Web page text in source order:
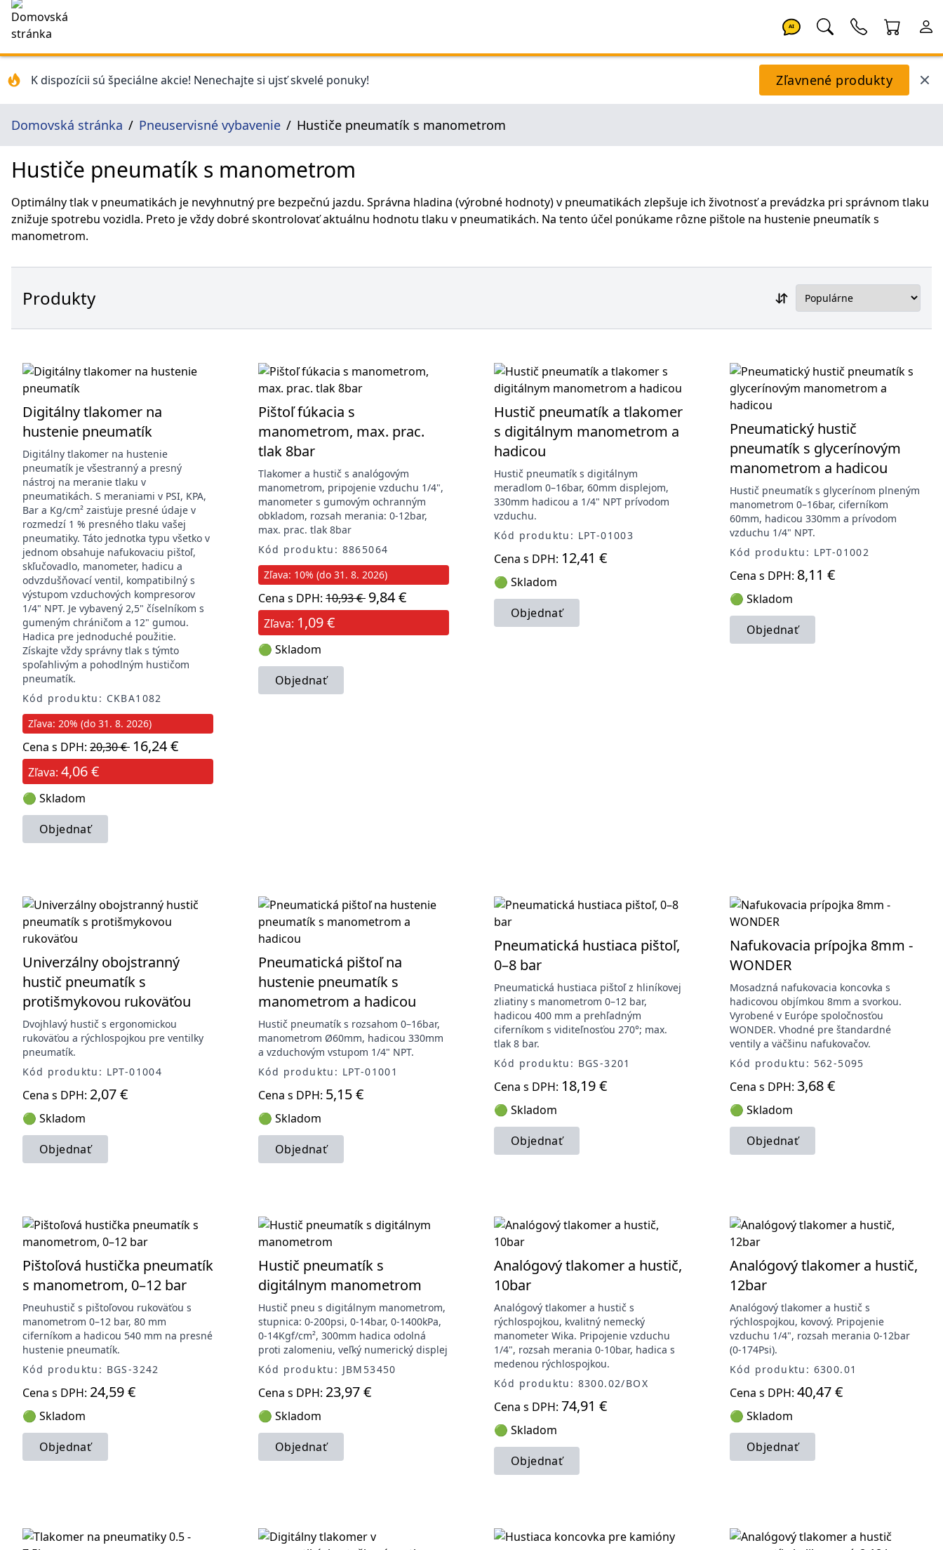
AI
K dispozícii sú špeciálne akcie! Nenechajte si ujsť skvelé ponuky! Zľavnené produkty
Domovská stránka Pneuservisné vybavenie Hustiče pneumatík s manometrom
Hustiče pneumatík s manometrom
Optimálny tlak v pneumatikách je nevyhnutný pre bezpečnú jazdu. Správna hladina (výrobné hodnoty) v pneumatikách zlepšuje ich životnosť a prevádzka pri správnom tlaku
znižuje spotrebu vozidla. Preto je vždy dobré skontrolovať aktuálnu hodnotu tlaku v pneumatikách. Na tento účel ponúkame rôzne pištole na hustenie pneumatík s
manometrom.
Produkty
Digitálny tlakomer na
hustenie pneumatík
Digitálny tlakomer na hustenie
pneumatík je všestranný a presný
nástroj na meranie tlaku v
pneumatikách. S meraniami v PSI, KPA,
Bar a Kg/cm² zaisťuje presné údaje v
rozmedzí 1 % presného tlaku vašej
pneumatiky. Táto jednotka typu všetko v
jednom obsahuje nafukovaciu pištoľ,
skľučovadlo, manometer, hadicu a
odvzdušňovací ventil, kompatibilný s
výstupom vzduchových kompresorov
1/4" NPT. Je vybavený 2,5" číselníkom s
gumeným chráničom a 12" gumou.
Hadica pre jednoduché použitie.
Získajte vždy správny tlak s týmto
spoľahlivým a pohodlným hustičom
pneumatík.
Kód produktu: CKBA1082
Zľava: 20% (do 31. 8. 2026)
Cena s DPH: 20,30 € 16,24 €
Zľava: 4,06 €
🟢 Skladom
Objednať
Pištoľ fúkacia s
manometrom, max. prac.
tlak 8bar
Tlakomer a hustič s analógovým
manometrom, pripojenie vzduchu 1/4",
manometer s gumovým ochranným
obkladom, rozsah merania: 0-12bar,
max. prac. tlak 8bar
Kód produktu: 8865064
Zľava: 10% (do 31. 8. 2026)
Cena s DPH: 10,93 € 9,84 €
Zľava: 1,09 €
🟢 Skladom
Objednať
Hustič pneumatík a tlakomer
s digitálnym manometrom a
hadicou
Hustič pneumatík s digitálnym
meradlom 0–16bar, 60mm displejom,
330mm hadicou a 1/4" NPT prívodom
vzduchu.
Kód produktu: LPT-01003
Cena s DPH: 12,41 €
🟢 Skladom
Objednať
Pneumatický hustič
pneumatík s glycerínovým
manometrom a hadicou
Hustič pneumatík s glycerínom plneným
manometrom 0–16bar, ciferníkom
60mm, hadicou 330mm a prívodom
vzduchu 1/4" NPT.
Kód produktu: LPT-01002
Cena s DPH: 8,11 €
🟢 Skladom
Objednať
Univerzálny obojstranný
hustič pneumatík s
protišmykovou rukoväťou
Dvojhlavý hustič s ergonomickou
rukoväťou a rýchlospojkou pre ventilky
pneumatík.
Kód produktu: LPT-01004
Cena s DPH: 2,07 €
🟢 Skladom
Objednať
Pneumatická pištoľ na
hustenie pneumatík s
manometrom a hadicou
Hustič pneumatík s rozsahom 0–16bar,
manometrom Ø60mm, hadicou 330mm
a vzduchovým vstupom 1/4" NPT.
Kód produktu: LPT-01001
Cena s DPH: 5,15 €
🟢 Skladom
Objednať
Pneumatická hustiaca pištoľ,
0–8 bar
Pneumatická hustiaca pištoľ z hliníkovej
zliatiny s manometrom 0–12 bar,
hadicou 400 mm a prehľadným
ciferníkom s viditeľnosťou 270°; max.
tlak 8 bar.
Kód produktu: BGS-3201
Cena s DPH: 18,19 €
🟢 Skladom
Objednať
Nafukovacia prípojka 8mm -
WONDER
Mosadzná nafukovacia koncovka s
hadicovou objímkou 8mm a svorkou.
Vyrobené v Európe spoločnosťou
WONDER. Vhodné pre štandardné
ventily a väčšinu nafukovačov.
Kód produktu: 562-5095
Cena s DPH: 3,68 €
🟢 Skladom
Objednať
Pištoľová hustička pneumatík
s manometrom, 0–12 bar
Pneuhustič s pištoľovou rukoväťou s
manometrom 0–12 bar, 80 mm
ciferníkom a hadicou 540 mm na presné
hustenie pneumatík.
Kód produktu: BGS-3242
Cena s DPH: 24,59 €
🟢 Skladom
Objednať
Hustič pneumatík s
digitálnym manometrom
Hustič pneu s digitálnym manometrom,
stupnica: 0-200psi, 0-14bar, 0-1400kPa,
0-14Kgf/cm², 300mm hadica odolná
proti zalomeniu, veľký numerický displej
Kód produktu: JBM53450
Cena s DPH: 23,97 €
🟢 Skladom
Objednať
Analógový tlakomer a hustič,
10bar
Analógový tlakomer a hustič s
rýchlospojkou, kvalitný nemecký
manometer Wika. Pripojenie vzduchu
1/4", rozsah merania 0-10bar, hadica s
medenou rýchlospojkou.
Kód produktu: 8300.02/BOX
Cena s DPH: 74,91 €
🟢 Skladom
Objednať
Analógový tlakomer a hustič,
12bar
Analógový tlakomer a hustič s
rýchlospojkou, kovový. Pripojenie
vzduchu 1/4", rozsah merania 0-12bar
(0-174Psi).
Kód produktu: 6300.01
Cena s DPH: 40,47 €
🟢 Skladom
Objednať